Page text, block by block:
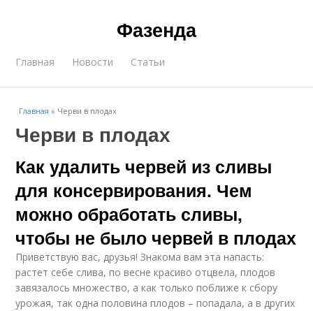
Фазенда
Главная Новости Статьи
Главная » Черви в плодах
Черви в плодах
Как удалить червей из сливы
для консервирования. Чем
можно обработать сливы,
чтобы не было червей в плодах
Приветствую вас, друзья! Знакома вам эта напасть:
растет себе слива, по весне красиво отцвела, плодов
завязалось множество, а как только поближе к сбору
урожая, так одна половина плодов – попадала, а в других